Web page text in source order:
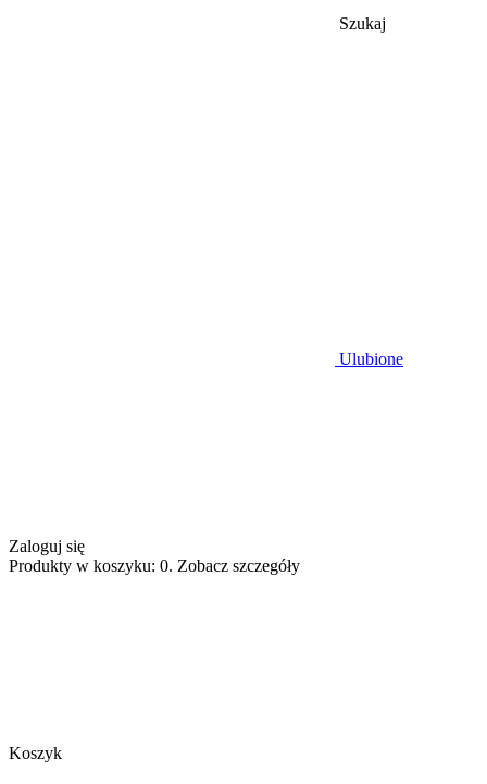
Szukaj
Ulubione
Zaloguj się
Produkty w koszyku: 0. Zobacz szczegóły
Koszyk